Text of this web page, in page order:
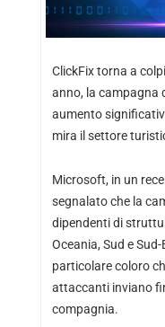
ClickFix torna a
anno, la campagna
aumento
mira il settore
Microsoft, in un
segnalato che la
dipendenti di
Oceania, Sud e
particolare coloro
attaccanti inviano
compagnia.